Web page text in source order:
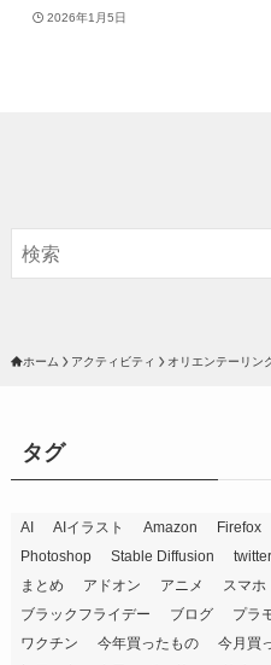
2026年1月5日
ホーム アクティビティ オリエンテーリン
タグ
AI AIイラスト Amazon Firefox
Photoshop
Stable Diffusion twitter
まとめ
アドオン アニメ スマホ
ブラックフライデー
ブログ プラ
ワクチン
今年買ったもの 今月買